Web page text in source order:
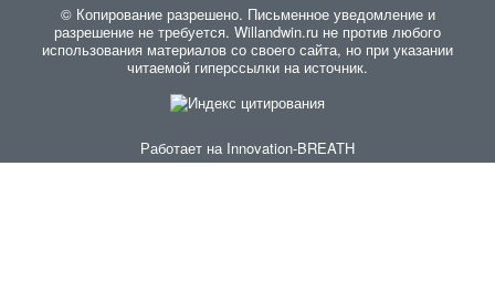
© Копирование разрешено. Письменное уведомление и
разрешение не требуется. Willandwin.ru не против любого
использования материалов со своего сайта, но при указании
читаемой гиперссылки на источник.
Работает на Innovation-BREATH